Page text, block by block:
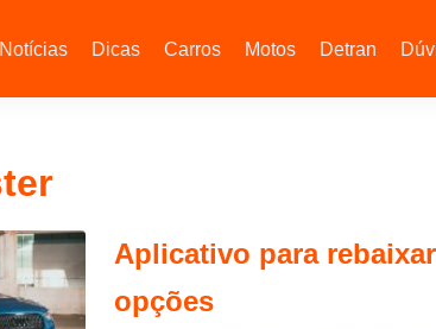
Notícias Dicas Carros Motos Detran
Aplicativo para
opções